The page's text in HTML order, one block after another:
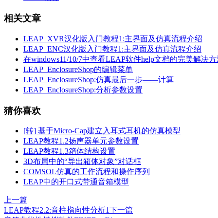
相关文章
LEAP_XVR汉化版入门教程1:主界面及仿真流程介绍
LEAP_ENC汉化版入门教程1:主界面及仿真流程介绍
在windows11/10/7中查看LEAP软件help文档的完美解决
LEAP_EnclosureShop的编辑菜单
LEAP_EnclosureShop:仿真最后一步——计算
LEAP_EnclosureShop:分析参数设置
猜你喜欢
[转] 基于Micro-Cap建立入耳式耳机的仿真模型
LEAP教程1.2扬声器单元参数设置
LEAP教程1.3箱体结构设置
3D布局中的“导出箱体对象”对话框
COMSOL仿真的工作流程和操作序列
LEAP中的开口式带通音箱模型
上一篇
LEAP教程2.2:音柱指向性分析1下一篇